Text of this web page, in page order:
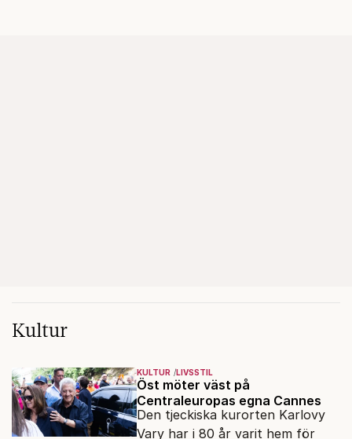
Kultur
KULTUR LIVSSTIL
Öst möter väst på
Centraleuropas egna Cannes
Den tjeckiska kurorten Karlovy
Vary har i 80 år varit hem för